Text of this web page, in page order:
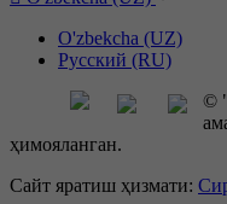
O'zbekcha (UZ)
Русский (RU)
©
ҳимояланган.
Сайт яратиш ҳизмати: